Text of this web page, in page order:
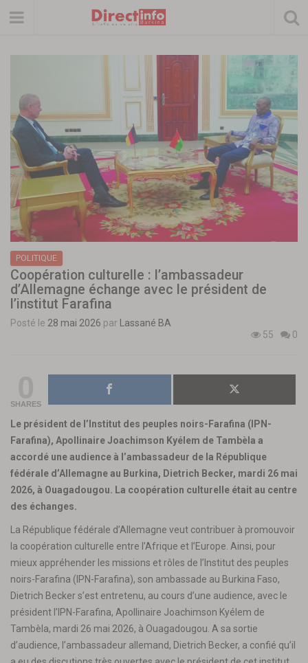
POLITIQUE
Coopération culturelle : l’ambassadeur
d’Allemagne échange avec le président de
l’institut Farafina
Posté le 28 mai 2026 par
Lassané BA
55
0
SHARES
Le président de l’Institut des peuples noirs-Farafina (IPN-
Farafina), Apollinaire Joachimson Kyélem de Tambèla a
accordé une audience à l’ambassadeur de la République
fédérale d’Allemagne au Burkina, Dietrich Becker, mardi 26 mai
2026, à Ouagadougou. La coopération culturelle était au centre
des échanges.
La République fédérale d’Allemagne veut contribuer à promouvoir
la coopération culturelle entre l’Afrique et l’Europe. Ainsi, pour
mieux appréhender les missions et rôles de l’Institut des peuples
noirs-Farafina (IPN-Farafina), son ambassade au Burkina Faso,
Dietrich Becker s’est entretenu, au cours d’une audience, avec le
président l’IPN-Farafina, Apollinaire Joachimson Kyélem de
Tambèla, mardi 26 mai 2026, à Ouagadougou. A sa sortie
d’audience, l’ambassadeur allemand, Dietrich Becker, a confié qu’il